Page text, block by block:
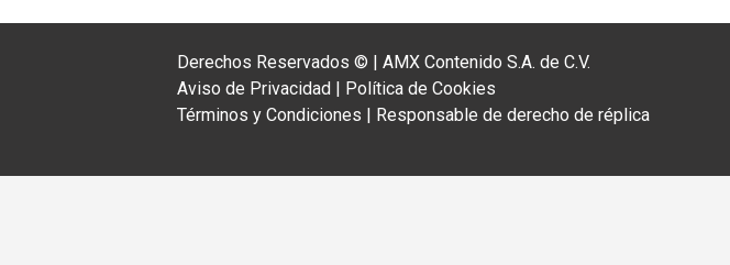
Derechos Reservados © | AMX Contenido S.A. de C.V.
Aviso de Privacidad| Política de Cookies
Términos y Condiciones | Responsable de derecho de réplica